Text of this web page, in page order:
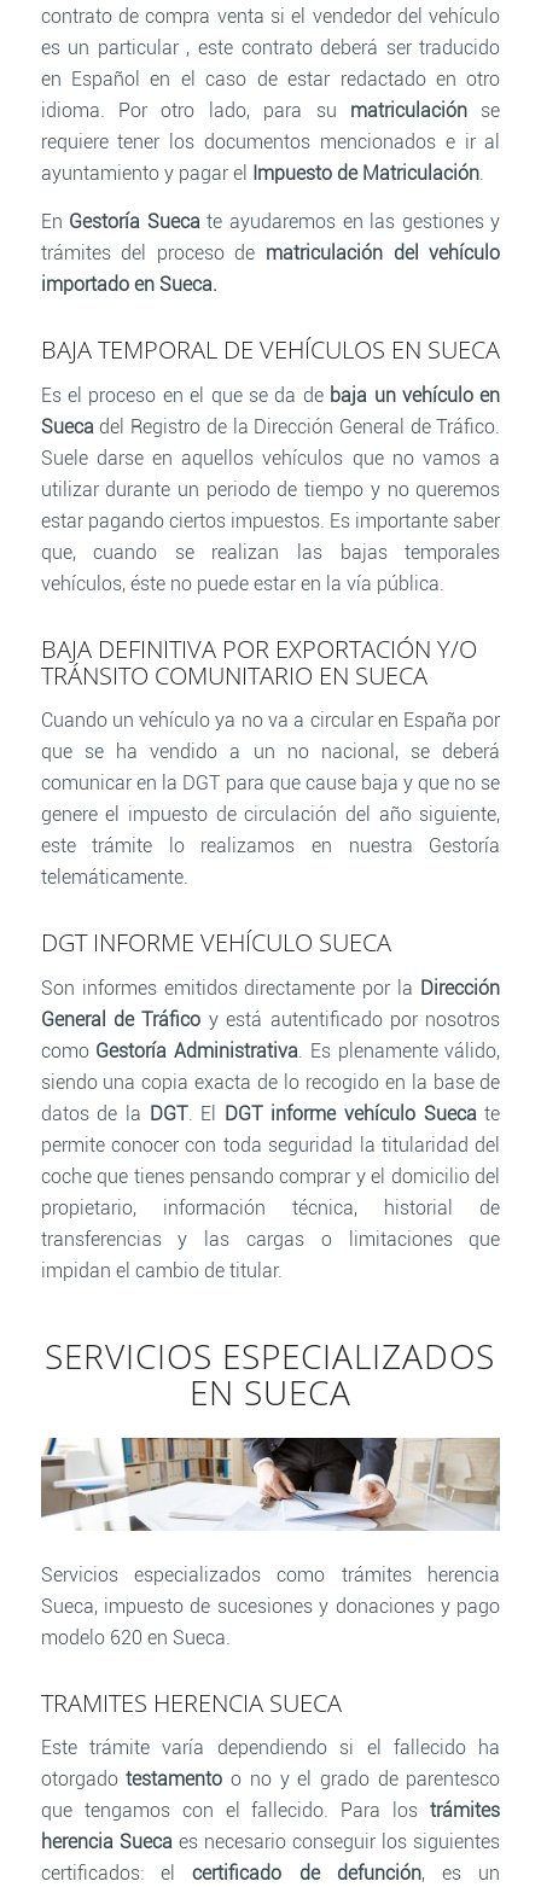
contrato de compra venta si el vendedor del vehículo
es un particular , este contrato deberá ser traducido
en Español en el caso de estar redactado en otro
idioma. Por otro lado, para su matriculación se
requiere tener los documentos mencionados e ir al
ayuntamiento y pagar el
Impuesto de Matriculación.
En Gestoría Suecate ayudaremos en las gestiones y
trámites del proceso de matriculación del vehículo
importado en Sueca.
BAJA TEMPORAL DE VEHÍCULOS EN SUECA
Es el proceso en el que se da debaja un vehículo en
Sueca del Registro de la Dirección General de Tráfico.
Suele darse en aquellos vehículos que no vamos a
utilizar durante un periodo de tiempo y no queremos
estar pagando ciertos impuestos. Es importante saber
que, cuando se realizan las bajas temporales
vehículos, éste no puede estar en la vía pública.
BAJA DEFINITIVA POR EXPORTACIÓN Y/O
TRÁNSITO COMUNITARIO EN SUECA
Cuando un vehículo ya no va a circular en España por
que se ha vendido a un no nacional, se deberá
comunicar en la DGT para que cause baja y que no se
genere el impuesto de circulación del año siguiente,
este trámite lo realizamos en nuestra Gestoría
telemáticamente.
DGT INFORME VEHÍCULO SUECA
Son informes emitidos directamente por la Dirección
General de Tráfico y está autentificado por nosotros
como Gestoría Administrativa . Es plenamente válido,
siendo una copia exacta de lo recogido en la base de
datos de la DGT. El DGT informe vehículo Suecate
permite conocer con toda seguridad la titularidad del
coche que tienes pensando comprar y el domicilio del
propietario, información técnica, historial de
transferencias y las cargas o limitaciones que
impidan el cambio de titular.
SERVICIOS ESPECIALIZADOS
EN SUECA
Servicios especializados como trámites herencia
Sueca, impuesto de sucesiones y donaciones y pago
modelo 620 en Sueca.
TRAMITES HERENCIA SUECA
Este trámite varía dependiendo si el fallecido ha
otorgadotestamentoo no y el grado de parentesco
que tengamos con el fallecido. Para lostrámites
herencia Sueca es necesario conseguir los siguientes
certificados: elcertificado de defunción, es un